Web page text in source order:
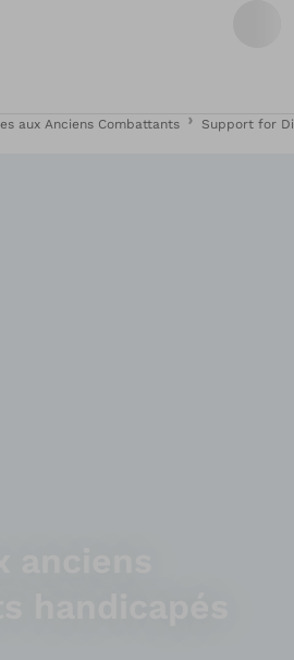
aux Anciens Combattants Support for